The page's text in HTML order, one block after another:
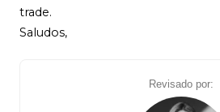
trade.
Saludos,
Revisado por: